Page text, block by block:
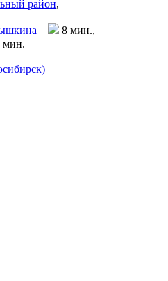
район,
8 мин.,
мин.